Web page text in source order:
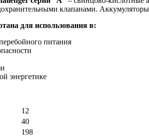
клапанами.
для использования в:
питания
энергетике
12
40
198